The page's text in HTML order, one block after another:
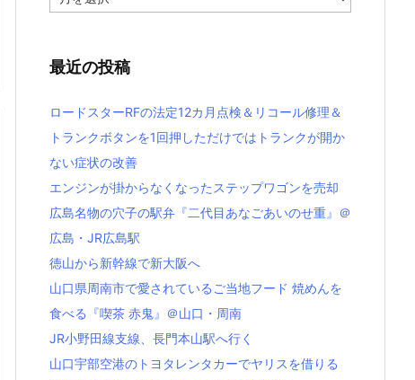
ッ
ン
バ
最近の投稿
ロードスターRFの法定12カ月点検＆リコール修理＆
トランクボタンを1回押しただけではトランクが開か
ない症状の改善
エンジンが掛からなくなったステップワゴンを売却
広島名物の穴子の駅弁『二代目あなごあいのせ重』＠
広島・JR広島駅
徳山から新幹線で新大阪へ
山口県周南市で愛されているご当地フード 焼めんを
食べる『喫茶 赤鬼』＠山口・周南
JR小野田線支線、長門本山駅へ行く
山口宇部空港のトヨタレンタカーでヤリスを借りる